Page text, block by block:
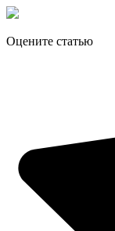
Оцените статью